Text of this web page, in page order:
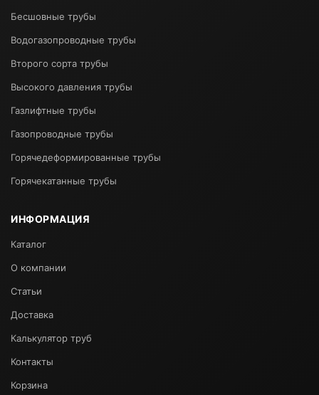
Бесшовные трубы
Водогазопроводные трубы
Второго сорта трубы
Высокого давления трубы
Газлифтные трубы
Газопроводные трубы
Горячедеформированные трубы
Горячекатанные трубы
ИНФОРМАЦИЯ
Каталог
О компании
Статьи
Доставка
Калькулятор труб
Контакты
Корзина